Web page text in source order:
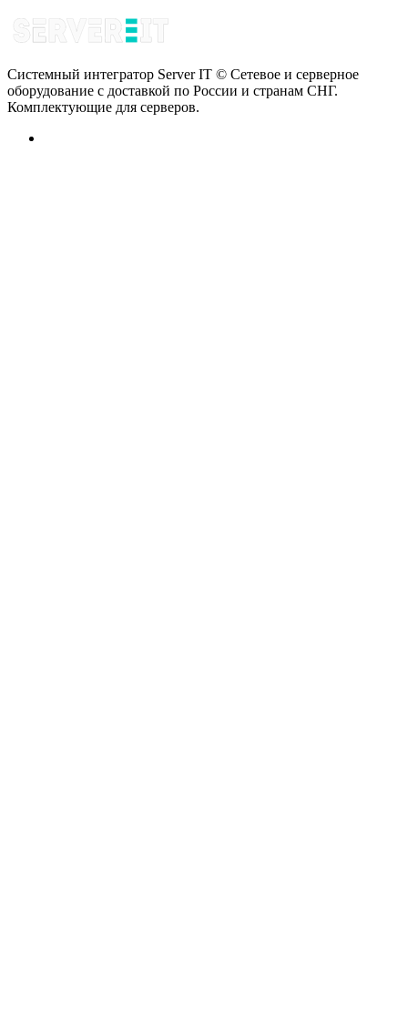
Системный интегратор Server IT © Сетевое и серверное
оборудование с доставкой по России и странам СНГ.
Комплектующие для серверов.